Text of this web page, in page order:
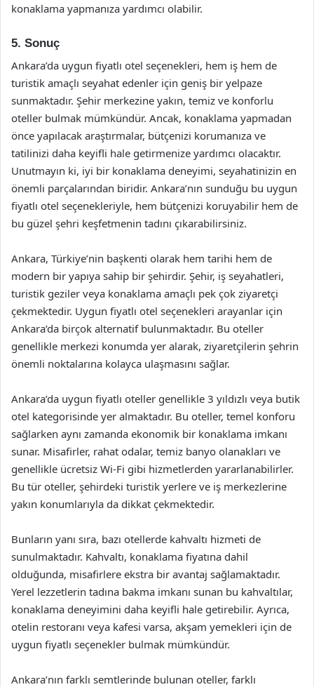
konaklama yapmanıza yardımcı olabilir.
5. Sonuç
Ankara’da uygun fiyatlı otel seçenekleri, hem iş hem de
turistik amaçlı seyahat edenler için geniş bir yelpaze
sunmaktadır. Şehir merkezine yakın, temiz ve konforlu
oteller bulmak mümkündür. Ancak, konaklama yapmadan
önce yapılacak araştırmalar, bütçenizi korumanıza ve
tatilinizi daha keyifli hale getirmenize yardımcı olacaktır.
Unutmayın ki, iyi bir konaklama deneyimi, seyahatinizin en
önemli parçalarından biridir. Ankara’nın sunduğu bu uygun
fiyatlı otel seçenekleriyle, hem bütçenizi koruyabilir hem de
bu güzel şehri keşfetmenin tadını çıkarabilirsiniz.
Ankara, Türkiye’nin başkenti olarak hem tarihi hem de
modern bir yapıya sahip bir şehirdir. Şehir, iş seyahatleri,
turistik geziler veya konaklama amaçlı pek çok ziyaretçi
çekmektedir. Uygun fiyatlı otel seçenekleri arayanlar için
Ankara’da birçok alternatif bulunmaktadır. Bu oteller
genellikle merkezi konumda yer alarak, ziyaretçilerin şehrin
önemli noktalarına kolayca ulaşmasını sağlar.
Ankara’da uygun fiyatlı oteller genellikle 3 yıldızlı veya butik
otel kategorisinde yer almaktadır. Bu oteller, temel konforu
sağlarken aynı zamanda ekonomik bir konaklama imkanı
sunar. Misafirler, rahat odalar, temiz banyo olanakları ve
genellikle ücretsiz Wi-Fi gibi hizmetlerden yararlanabilirler.
Bu tür oteller, şehirdeki turistik yerlere ve iş merkezlerine
yakın konumlarıyla da dikkat çekmektedir.
Bunların yanı sıra, bazı otellerde kahvaltı hizmeti de
sunulmaktadır. Kahvaltı, konaklama fiyatına dahil
olduğunda, misafirlere ekstra bir avantaj sağlamaktadır.
Yerel lezzetlerin tadına bakma imkanı sunan bu kahvaltılar,
konaklama deneyimini daha keyifli hale getirebilir. Ayrıca,
otelin restoranı veya kafesi varsa, akşam yemekleri için de
uygun fiyatlı seçenekler bulmak mümkündür.
Ankara’nın farklı semtlerinde bulunan oteller, farklı